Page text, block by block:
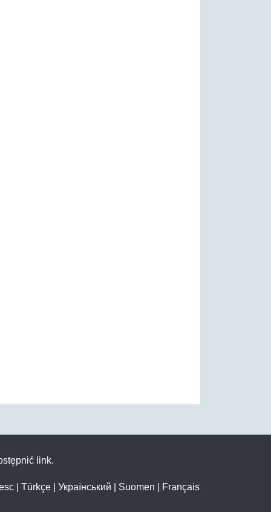
link.
| Türkçe| Український Suomen
Français